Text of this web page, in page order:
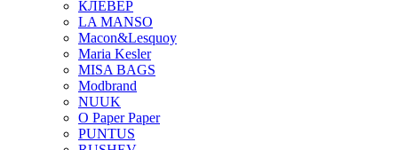
КЛЕВЕР
LA MANSO
Macon&Lesquoy
Maria Kesler
MISA BAGS
Modbrand
NUUK
O Paper Paper
PUNTUS